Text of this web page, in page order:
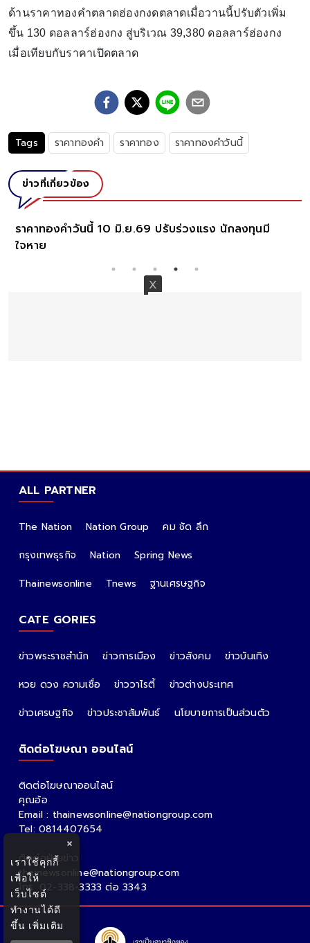
ด้านราคาทองคําตลาดฮ่องกงดตลาดเมื่อวานนี้ปรับตัวเพิ่ม
ขึ้น 130 ดอลลาร์ฮ่องกง สู่บริเวณ 39,380 ดอลลาร์ฮ่องกง
เมื่อเทียบกับราคาเปิดตลาด
Tags ราคาทองคำ ราคาทอง ราคาทองคำวันนี้
ข่าวที่เกี่ยวข้อง
ราคาทองคำวันนี้ 10 มิ.ย.69 ปรับร่วงแรง นักลงทุนมี
ใจหาย
ALL PARTNER
The Nation Nation Group
คม ชัด ลึก
กรุงเทพธุรกิจ
Nation
Spring News
Thainewsonline
Tnews ฐานเศรษฐกิจ
CATE GORIES
ข่าวพระราชสำนัก ข่าวการเมือง ข่าวสังคม
ข่าวบันเทิง
หวย ดวง ความเชื่อ
ข่าววาไรตี้
ข่าวต่างประเทศ
ข่าวเศรษฐกิจ
ข่าวประชาสัมพันธ์ นโยบายการเป็นส่วนตัว
ติดต่อโฆษณา ออนไลน์
ติดต่อโฆษณาออนไลน์
คุณอ้อ
Email : thainewsonline@nationgroup.com
Tel: 0814407654
ติดต่อฝ่ายข่าว
thainewsonline@nationgroup.com
โทร. 02-338-3333 ต่อ 3343
×
เราใช้คุกกี้
เพื่อให้
เว็บไซต์
ทำงานได้ดี
ขึ้น เพิ่มเติม